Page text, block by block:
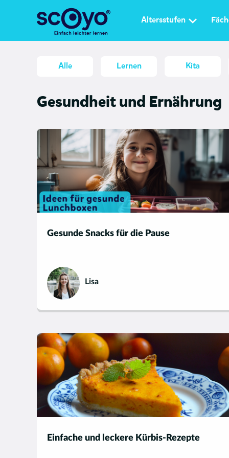
Altersstufen
Alle Lernen Kita
Gesundheit und Ernährung
Gesunde Snacks für die Pause
Lisa
Einfache und leckere Kürbis-Rezepte